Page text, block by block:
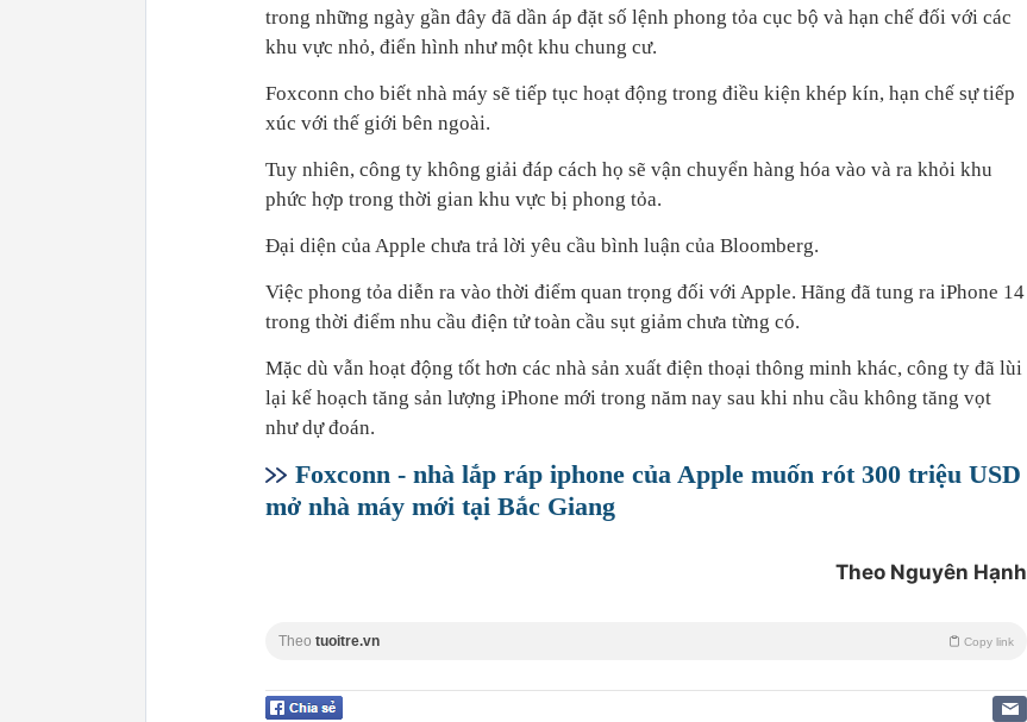
trong những ngày gần đây đã dần áp đặt số lệnh phong tỏa cục bộ và hạn chế đối với các
khu vực nhỏ, điển hình như một khu chung cư.
Foxconn cho biết nhà máy sẽ tiếp tục hoạt động trong điều kiện khép kín, hạn chế sự tiếp
xúc với thế giới bên ngoài.
Tuy nhiên, công ty không giải đáp cách họ sẽ vận chuyển hàng hóa vào và ra khỏi khu
phức hợp trong thời gian khu vực bị phong tỏa.
Đại diện của Apple chưa trả lời yêu cầu bình luận của Bloomberg.
Việc phong tỏa diễn ra vào thời điểm quan trọng đối với Apple. Hãng đã tung ra iPhone 14
trong thời điểm nhu cầu điện tử toàn cầu sụt giảm chưa từng có.
Mặc dù vẫn hoạt động tốt hơn các nhà sản xuất điện thoại thông minh khác, công ty đã lùi
lại kế hoạch tăng sản lượng iPhone mới trong năm nay sau khi nhu cầu không tăng vọt
như dự đoán.
Foxconn - nhà lắp ráp iphone của Apple muốn rót 300 triệu USD
mở nhà máy mới tại Bắc Giang
Theo Nguyên Hạnh
Theo tuoitre.vn Copy link